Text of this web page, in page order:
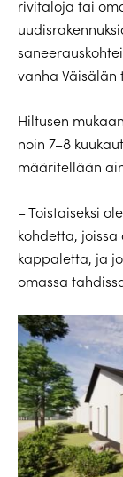
rivitaloja tai
vanha Väisälän
Hiltusen
noin 7–8
määritellään
– Toistaiseksi
kohdetta,
kappaletta, ja
omassa